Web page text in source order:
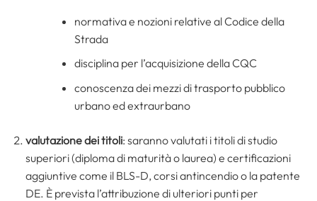
normativa e nozioni relative al Codice della
Strada
disciplina per l’acquisizione della CQC
conoscenza dei mezzi di trasporto pubblico
urbano ed extraurbano
valutazione dei titoli: saranno valutati i titoli di studio
superiori (diploma di maturità o laurea) e certificazioni
aggiuntive come il BLS-D, corsi antincendio o la patente
DE. È prevista l’attribuzione di ulteriori punti per